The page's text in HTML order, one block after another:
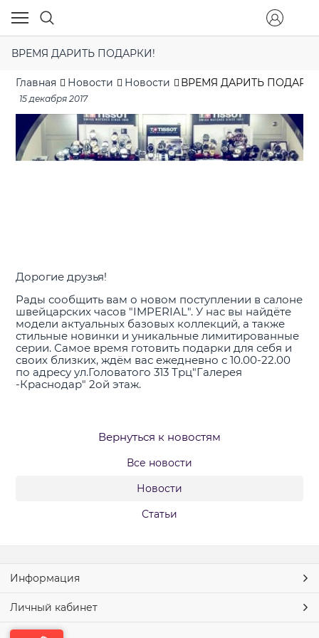
ВРЕМЯ ДАРИТЬ ПОДАРКИ!
Главная Новости Новости ВРЕМЯ ДАРИТЬ
15 декабря 2017
Дорогие друзья!
Рады сообщить вам о новом поступлении в салоне
швейцарских часов "IMPERIAL". У нас вы найдёте
модели актуальных базовых коллекций, а также
стильные новинки и уникальные лимитированные
серии. Самое время готовить подарки для себя и
своих близких, ждём вас ежедневно с 10.00-22.00
по адресу ул.Головатого 313 Трц"Галерея
-Краснодар" 2ой этаж.
Вернуться к новостям
Все новости
Новости
Статьи
Информация
Личный кабинет